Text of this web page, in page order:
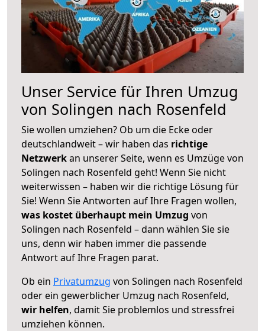
Unser Service für Ihren Umzug
von Solingen nach Rosenfeld
Sie wollen umziehen? Ob um die Ecke oder
deutschlandweit – wir haben das richtige
Netzwerkan unserer Seite, wenn es Umzüge von
Solingen nach Rosenfeld geht! Wenn Sie nicht
weiterwissen – haben wir die richtige Lösung für
Sie! Wenn Sie Antworten auf Ihre Fragen wollen,
was kostet überhaupt mein Umzug von
Solingen nach Rosenfeld – dann wählen Sie sie
uns, denn wir haben immer die passende
Antwort auf Ihre Fragen parat.
Ob ein Privatumzug von Solingen nach Rosenfeld
oder ein gewerblicher Umzug nach Rosenfeld,
wir helfen, damit Sie problemlos und stressfrei
umziehen können.